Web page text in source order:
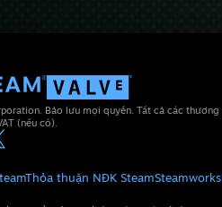
Bảo lưu mọi quyền. Tất cả các
(nếu có).
Thỏa thuận NĐK SteamSteamworks